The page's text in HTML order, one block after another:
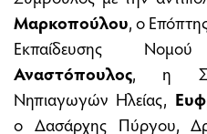
Μαρκοπούλου, ο
Εκπαίδευσης
Αναστόπουλος, η
Νηπιαγωγών Ηλείας,
ο Δασάρχης Πύργου,